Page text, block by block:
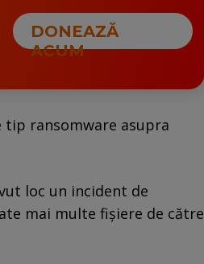
DONEAZĂ
ACUM
tip ransomware asupra
loc un incident de
mai multe fișiere de către